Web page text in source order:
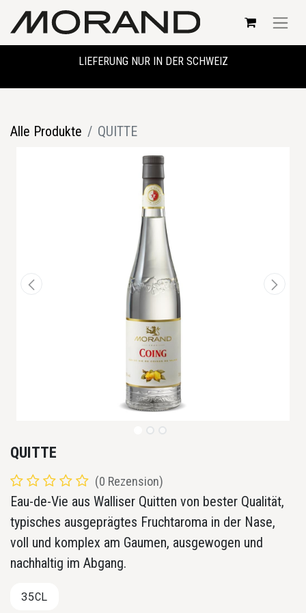
LIEFERUNG NUR IN DER SCHWEIZ
Alle Produkte QUITTE
QUITTE
(0 Rezension)
Eau-de-Vie aus Walliser Quitten von bester Qualität,
typisches ausgeprägtes Fruchtaroma in der Nase,
voll und komplex am Gaumen, ausgewogen und
nachhaltig im Abgang. ​
35CL